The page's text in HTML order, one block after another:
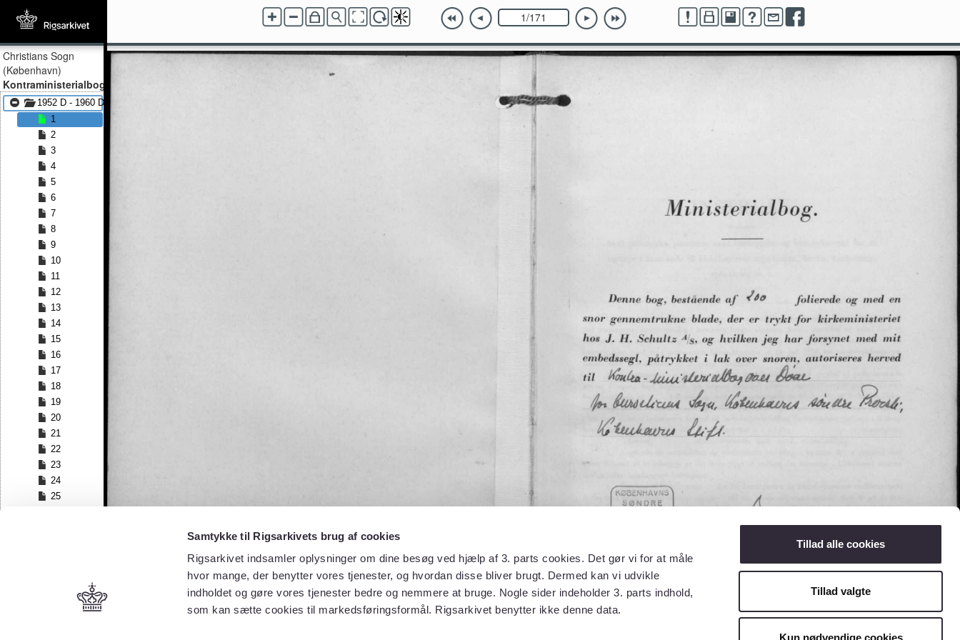
Samtykke til Rigsarkivets brug af cookies
Rigsarkivet indsamler oplysninger om dine besøg ved hjælp af 3. parts cookies. Det gør vi for at måle
hvor mange, der benytter vores tjenester, og hvordan disse bliver brugt. Dermed kan vi udvikle
indholdet og gøre vores tjenester bedre og nemmere at bruge. Nogle sider indeholder 3. parts indhold,
som kan sætte cookies til markedsføringsformål. Rigsarkivet benytter ikke denne data.
Tillad alle cookies
Tillad valgte
Kun nødvendige cookies
Christians Sogn
(København)
Kontraministerialbog
1952 D - 1960 D
1
2
3
4
5
6
7
8
9
10
11
12
13
14
15
16
17
18
19
20
21
22
23
24
25